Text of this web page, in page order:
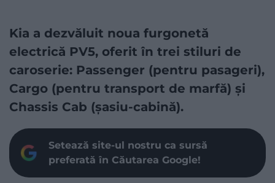
Kia a dezvăluit noua furgonetă
electrică PV5, oferit în trei stiluri de
caroserie: Passenger (pentru pasageri),
Cargo (pentru transport de marfă) și
Chassis Cab (șasiu-cabină).
Setează site-ul nostru ca sursă
preferată în Căutarea Google!